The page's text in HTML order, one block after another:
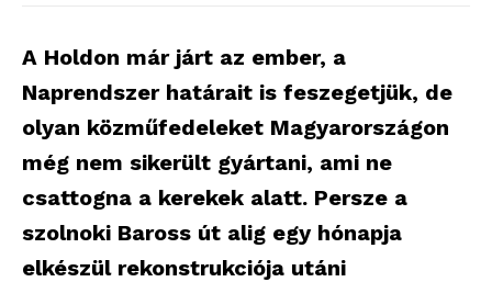
A Holdon már járt az ember, a
Naprendszer határait is feszegetjük, de
olyan közműfedeleket Magyarországon
még nem sikerült gyártani, ami ne
csattogna a kerekek alatt. Persze a
szolnoki Baross út alig egy hónapja
elkészül rekonstrukciója utáni